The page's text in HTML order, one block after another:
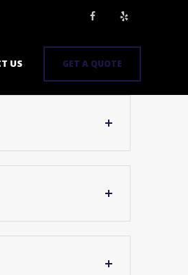
US GET A QUOTE